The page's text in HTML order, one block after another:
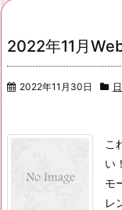
2022年11月
2022年11月30日
こ
い
モ
レ